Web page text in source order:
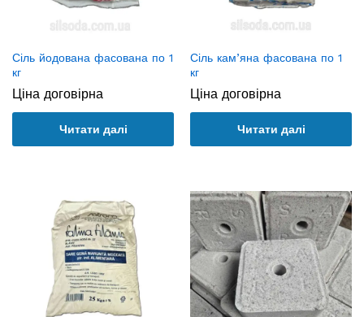
Сіль йодована фасована по 1
кг
Ціна договірна
Читати далі
Сіль кам’яна фасована по 1
кг
Ціна договірна
Читати далі